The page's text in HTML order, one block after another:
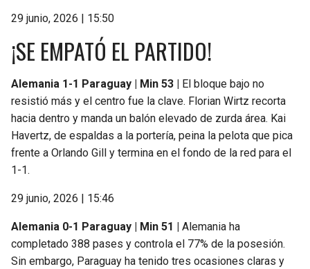
29 junio, 2026 | 15:50
¡SE EMPATÓ EL PARTIDO!
Alemania 1-1 Paraguay | Min 53 |
El bloque bajo no
resistió más y el centro fue la clave. Florian Wirtz recorta
hacia dentro y manda un balón elevado de zurda área. Kai
Havertz, de espaldas a la portería, peina la pelota que pica
frente a Orlando Gill y termina en el fondo de la red para el
1-1.
29 junio, 2026 | 15:46
Alemania 0-1 Paraguay | Min 51 |
Alemania ha
completado 388 pases y controla el 77% de la posesión.
Sin embargo, Paraguay ha tenido tres ocasiones claras y